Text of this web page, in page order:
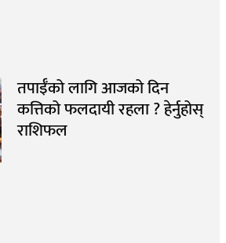
तपाईँको लागि आजको दिन
कत्तिको फलदायी रहला ? हेर्नुहोस्
राशिफल